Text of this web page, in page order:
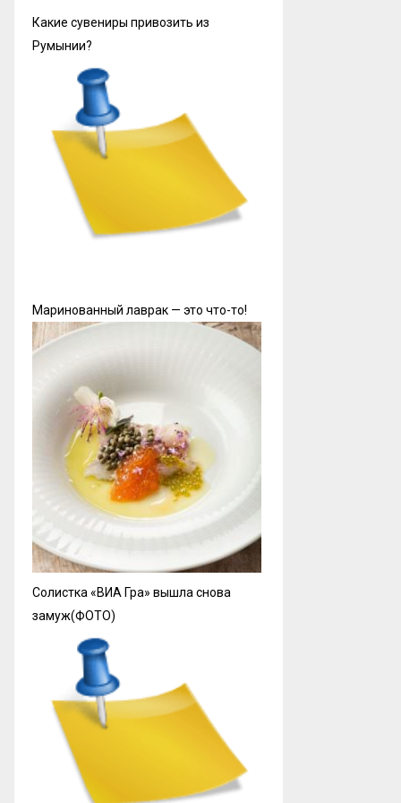
Какие сувениры привозить из
Румынии?
Маринованный лаврак — это что-то!
Солистка «ВИА Гра» вышла снова
замуж(ФОТО)